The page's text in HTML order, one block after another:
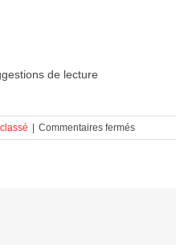
de lecture
Commentaires ferméssur
Nos